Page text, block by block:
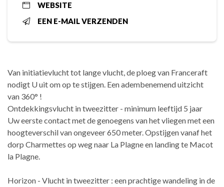
WEBSITE
EEN E-MAIL VERZENDEN
Van initiatievlucht tot lange vlucht, de ploeg van Franceraft
nodigt U uit om op te stijgen. Een adembenemend uitzicht
van 360° !
Ontdekkingsvlucht in tweezitter - minimum leeftijd 5 jaar
Uw eerste contact met de genoegens van het vliegen met een
hoogteverschil van ongeveer 650 meter. Opstijgen vanaf het
dorp Charmettes op weg naar La Plagne en landing te Macot
la Plagne.
Horizon - Vlucht in tweezitter : een prachtige wandeling in de